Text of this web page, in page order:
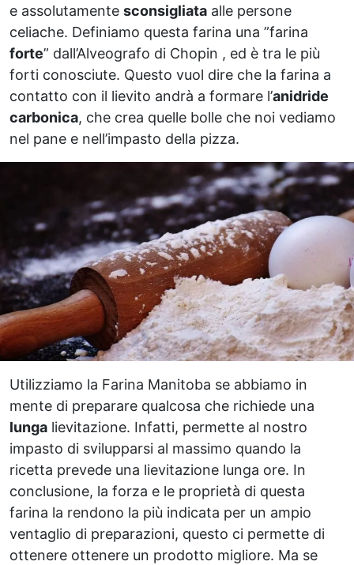
e assolutamente sconsigliata alle persone
celiache. Definiamo questa farina una ”farina
forte” dall’Alveografo di Chopin , ed è tra le più
forti conosciute. Questo vuol dire che la farina a
contatto con il lievito andrà a formare l’anidride
carbonica, che crea quelle bolle che noi vediamo
nel pane e nell’impasto della pizza.
Utilizziamo la Farina Manitoba se abbiamo in
mente di preparare qualcosa che richiede una
lunga lievitazione. Infatti, permette al nostro
impasto di svilupparsi al massimo quando la
ricetta prevede una lievitazione lunga ore. In
conclusione, la forza e le proprietà di questa
farina la rendono la più indicata per un ampio
ventaglio di preparazioni, questo ci permette di
ottenere ottenere un prodotto migliore. Ma se